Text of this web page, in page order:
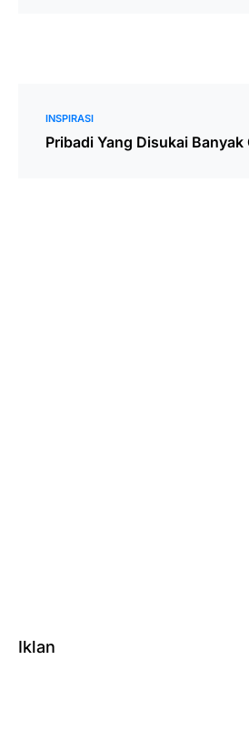
INSPIRASI
Pribadi Yang Disukai Banyak
Iklan